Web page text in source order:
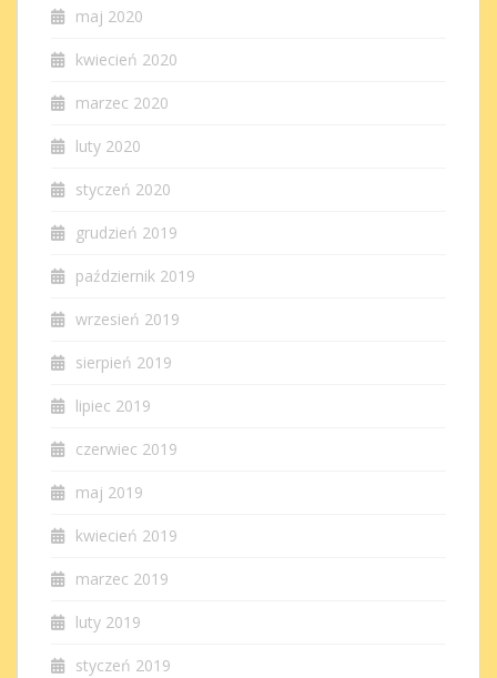
maj 2020
kwiecień 2020
marzec 2020
luty 2020
styczeń 2020
grudzień 2019
październik 2019
wrzesień 2019
sierpień 2019
lipiec 2019
czerwiec 2019
maj 2019
kwiecień 2019
marzec 2019
luty 2019
styczeń 2019